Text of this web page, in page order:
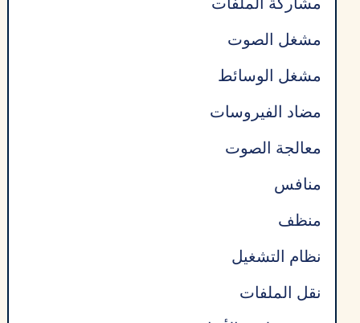
مشغل الصوت
مشغل الوسائط
مضاد الفيروسات
معالجة الصوت
منافس
منظف
نظام التشغيل
نقل الملفات